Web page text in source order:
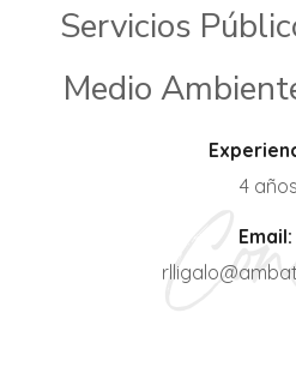
Servicios
Medio
4 años
Email: